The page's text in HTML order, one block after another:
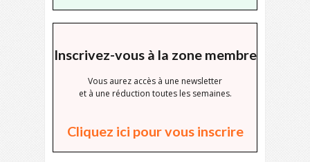
Inscrivez-vous à la zone membre
Vous aurez accès à une newsletter
et à une réduction toutes les semaines.
Cliquez ici pour vous inscrire